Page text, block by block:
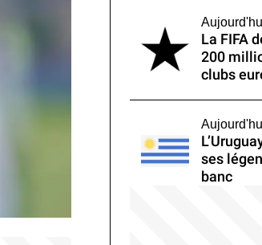
La FIFA
200
clubs
ses
banc